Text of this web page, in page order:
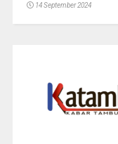
14 September 2024